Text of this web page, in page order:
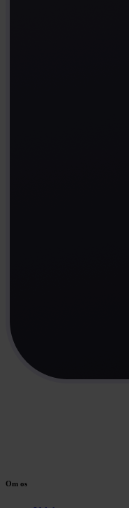
Om os